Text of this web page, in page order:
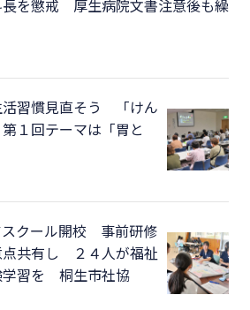
長を懲戒 厚生病院文書注意後も繰
活習慣見直そう 「けん
１回テーマは「胃と
スクール開校 事前研修
点共有し ２４人が福祉
学習を 桐生市社協